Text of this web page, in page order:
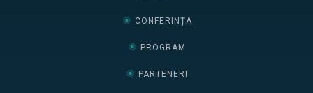
CONFERINȚA
PROGRAM
PARTENERI